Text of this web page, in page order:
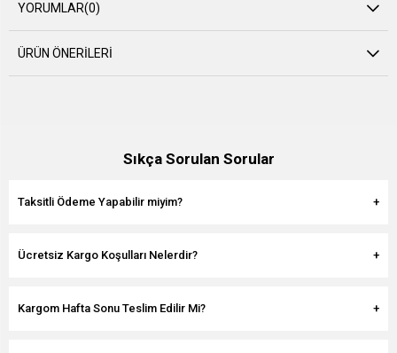
YORUMLAR(0)
ÜRÜN ÖNERILERI
Sıkça Sorulan Sorular
Taksitli Ödeme Yapabilir miyim?
Ücretsiz Kargo Koşulları Nelerdir?
Kargom Hafta Sonu Teslim Edilir Mi?